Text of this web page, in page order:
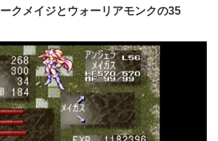
クメイジとウォーリアモンクの35